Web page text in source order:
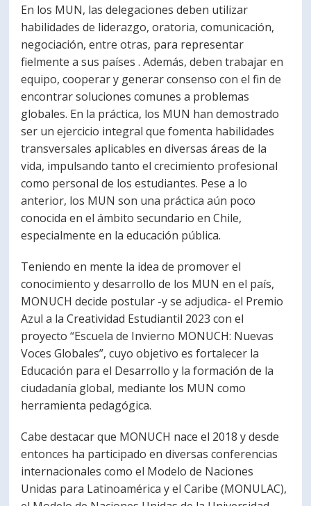
En los MUN, las delegaciones deben utilizar
habilidades de liderazgo, oratoria, comunicación,
negociación, entre otras, para representar
fielmente a sus países . Además, deben trabajar en
equipo, cooperar y generar consenso con el fin de
encontrar soluciones comunes a problemas
globales. En la práctica, los MUN han demostrado
ser un ejercicio integral que fomenta habilidades
transversales aplicables en diversas áreas de la
vida, impulsando tanto el crecimiento profesional
como personal de los estudiantes. Pese a lo
anterior, los MUN son una práctica aún poco
conocida en el ámbito secundario en Chile,
especialmente en la educación pública.
Teniendo en mente la idea de promover el
conocimiento y desarrollo de los MUN en el país,
MONUCH decide postular -y se adjudica- el Premio
Azul a la Creatividad Estudiantil 2023 con el
proyecto “Escuela de Invierno MONUCH: Nuevas
Voces Globales”, cuyo objetivo es fortalecer la
Educación para el Desarrollo y la formación de la
ciudadanía global, mediante los MUN como
herramienta pedagógica.
Cabe destacar que MONUCH nace el 2018 y desde
entonces ha participado en diversas conferencias
internacionales como el Modelo de Naciones
Unidas para Latinoamérica y el Caribe (MONULAC),